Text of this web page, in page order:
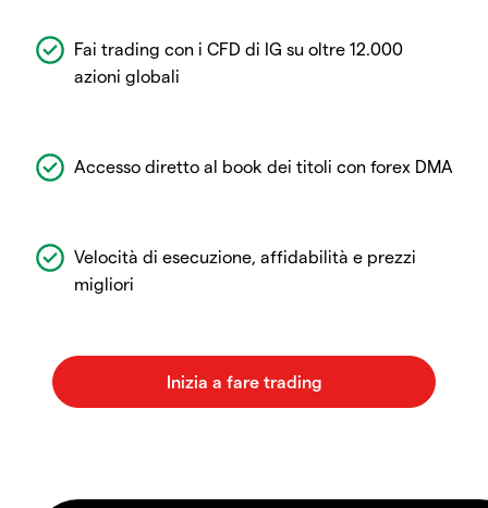
Fai trading con i CFD di IG su oltre 12.000
azioni globali
Accesso diretto al book dei titoli con forex DMA
Velocità di esecuzione, affidabilità e prezzi
migliori